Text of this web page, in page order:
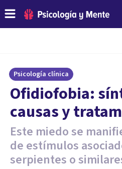
Psicología clínica
Ofidiofobia:
causas y
Este miedo se
de estímulos
serpientes o